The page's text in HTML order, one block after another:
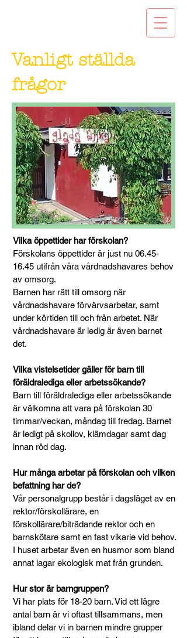
Vanligt ställda
frågor
Vilka öppettider har förskolan?
Förskolans öppettider är just nu 06.45-
16.45 utifrån våra vårdnadshavares behov
av omsorg.
Barnen har rätt till omsorg när
vårdnadshavare förvärvsarbetar, samt
under körtiden till och från arbetet. När
vårdnadshavare är ledig är även barnet
det.
Vilka vistelsetider gäller för barn till
föräldralediga eller arbetssökande?
Barn till föräldralediga eller arbetssökande
är välkomna att vara på förskolan 30
timmar/veckan, måndag till fredag. Barnet
är ledigt på skollov, klämdagar samt dag
innan röd dag.
Hur många arbetar på förskolan och vilken
befattning har de?
Vår personalgrupp består i dagsläget av en
rektor/förskollärare, en
förskollärare/biträdande rektor och en
barnskötare samt en fast vikarie vid behov.
I huset arbetar även en husmor som bland
annat lagar ekologisk mat från grunden.
Hur stor är barngruppen?
Vi har plats för 18-20 barn. Vid ett lägre
antal barn är vi oftast tillsammans, men
ibland delar vi in barnen mindre grupper